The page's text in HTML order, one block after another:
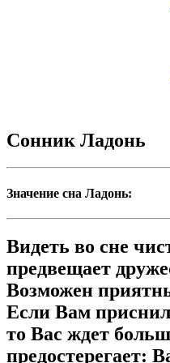
Сонник Ладонь
Значение сна Ладонь:
Видеть во сне
предвещает
Возможен
Если Вам
то Вас ждет
предостерегает: